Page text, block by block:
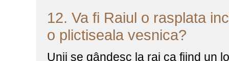
12. Va fi Raiul o rasplata
o plictiseala vesnica?
Unii se gândesc la rai ca fiind un